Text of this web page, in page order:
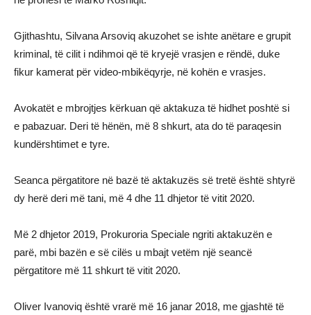
Gjithashtu, Silvana Arsoviq akuzohet se ishte anëtare e grupit
kriminal, të cilit i ndihmoi që të kryejë vrasjen e rëndë, duke
fikur kamerat për video-mbikëqyrje, në kohën e vrasjes.
Avokatët e mbrojtjes kërkuan që aktakuza të hidhet poshtë si
e pabazuar. Deri të hënën, më 8 shkurt, ata do të paraqesin
kundërshtimet e tyre.
Seanca përgatitore në bazë të aktakuzës së tretë është shtyrë
dy herë deri më tani, më 4 dhe 11 dhjetor të vitit 2020.
Më 2 dhjetor 2019, Prokuroria Speciale ngriti aktakuzën e
parë, mbi bazën e së cilës u mbajt vetëm një seancë
përgatitore më 11 shkurt të vitit 2020.
Oliver Ivanoviq është vrarë më 16 janar 2018, me gjashtë të